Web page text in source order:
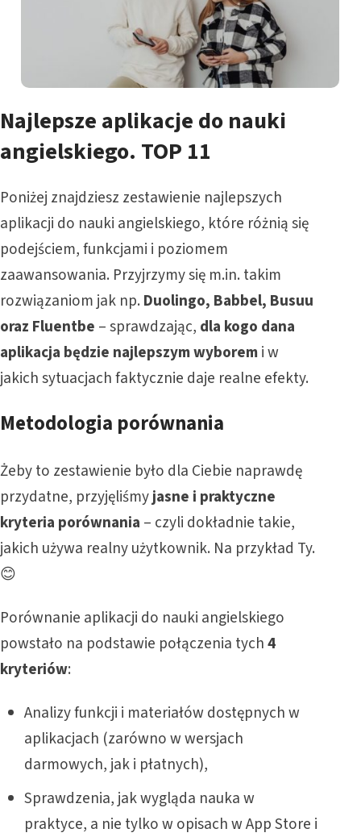
Najlepsze aplikacje do nauki
angielskiego. TOP 11
Poniżej znajdziesz zestawienie najlepszych
aplikacji do nauki angielskiego, które różnią się
podejściem, funkcjami i poziomem
zaawansowania. Przyjrzymy się m.in. takim
rozwiązaniom jak np. Duolingo, Babbel, Busuu
oraz Fluentbe – sprawdzając, dla kogo dana
aplikacja będzie najlepszym wyboremi w
jakich sytuacjach faktycznie daje realne efekty.
Metodologia porównania
Żeby to zestawienie było dla Ciebie naprawdę
przydatne, przyjęliśmyjasne i praktyczne
kryteria porównania – czyli dokładnie takie,
jakich używa realny użytkownik. Na przykład Ty.
😊
Porównanie aplikacji do nauki angielskiego
powstało na podstawie połączenia tych4
kryteriów:
Analizy funkcji i materiałów dostępnych w
aplikacjach (zarówno w wersjach
darmowych, jak i płatnych),
Sprawdzenia, jak wygląda nauka w
praktyce, a nie tylko w opisach w App Store i